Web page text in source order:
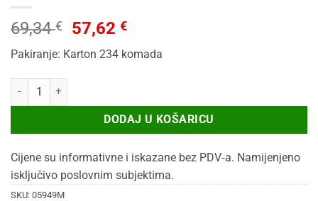
69,34€
Izvorna
cijena
bila
57,62€Trenutna
cijena
je:
Pakiranje: Karton 234 komada
ŠAMPON ZA KOSU MEDITERAN SENSE 30mL 234/1 količina
DODAJ U KOŠARICU
Cijene su informativne i iskazane bez PDV‑a. Namijenjeno
isključivo poslovnim subjektima.
SKU: 05949M